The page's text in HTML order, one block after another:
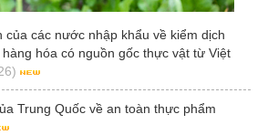
của các nước nhập khẩu về kiểm dịch
hóa có nguồn gốc thực vật từ Việt
Trung Quốc về an toàn thực phẩm